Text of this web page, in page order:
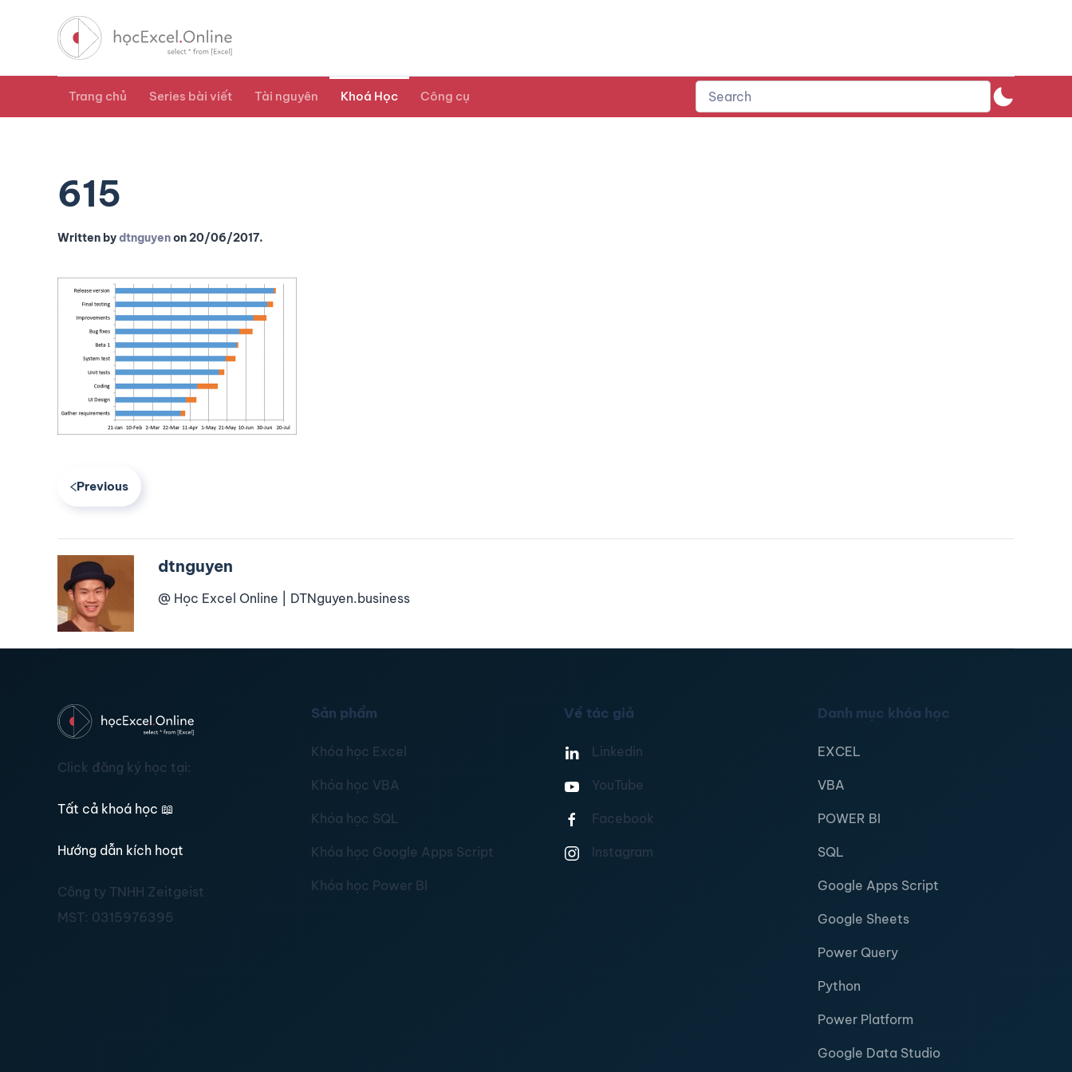
Trang chủ Series bài viết Tài nguyên Khoá Học Công cụ
615
Written bydtnguyenon20/06/2017.
Previous
dtnguyen
@ Học Excel Online | DTNguyen.business
Click đăng ký học tại:
Tất cả khoá học 📖
Hướng dẫn kích hoạt
Công ty TNHH Zeitgeist
MST: 0315976395
Sản phẩm
Khóa học Excel
Khóa học VBA
Khóa học SQL
Khóa học Google Apps Script
Khóa học Power BI
Về tác giả
Linkedin
YouTube
Facebook
Instagram
Danh mục khóa học
EXCEL
VBA
POWER BI
SQL
Google Apps Script
Google Sheets
Power Query
Python
Power Platform
Google Data Studio